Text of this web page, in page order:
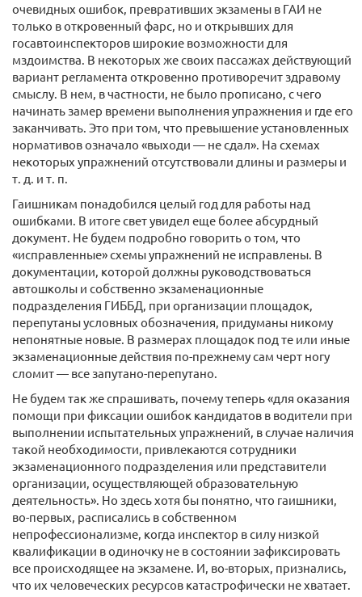
очевидных ошибок, превративших экзамены в ГАИ не
только в откровенный фарс, но и открывших для
госавтоинспекторов широкие возможности для
мздоимства. В некоторых же своих пассажах действующий
вариант регламента откровенно противоречит здравому
смыслу. В нем, в частности, не было прописано, с чего
начинать замер времени выполнения упражнения и где его
заканчивать. Это при том, что превышение установленных
нормативов означало «выходи — не сдал». На схемах
некоторых упражнений отсутствовали длины и размеры и
т. д. и т. п.
Гаишникам понадобился целый год для работы над
ошибками. В итоге свет увидел еще более абсурдный
документ. Не будем подробно говорить о том, что
«исправленные» схемы упражнений не исправлены. В
документации, которой должны руководствоваться
автошколы и собственно экзаменационные
подразделения ГИББД, при организации площадок,
перепутаны условных обозначения, придуманы никому
непонятные новые. В размерах площадок под те или иные
экзаменационные действия по-прежнему сам черт ногу
сломит — все запутано-перепутано.
Не будем так же спрашивать, почему теперь «для оказания
помощи при фиксации ошибок кандидатов в водители при
выполнении испытательных упражнений, в случае наличия
такой необходимости, привлекаются сотрудники
экзаменационного подразделения или представители
организации, осуществляющей образовательную
деятельность». Но здесь хотя бы понятно, что гаишники,
во-первых, расписались в собственном
непрофессионализме, когда инспектор в силу низкой
квалификации в одиночку не в состоянии зафиксировать
все происходящее на экзамене. И, во-вторых, признались,
что их человеческих ресурсов катастрофически не хватает.